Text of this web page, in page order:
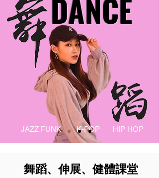
DANCE
JAZZ FUNK K-POP HIP HOP
舞蹈、伸展、健體課堂